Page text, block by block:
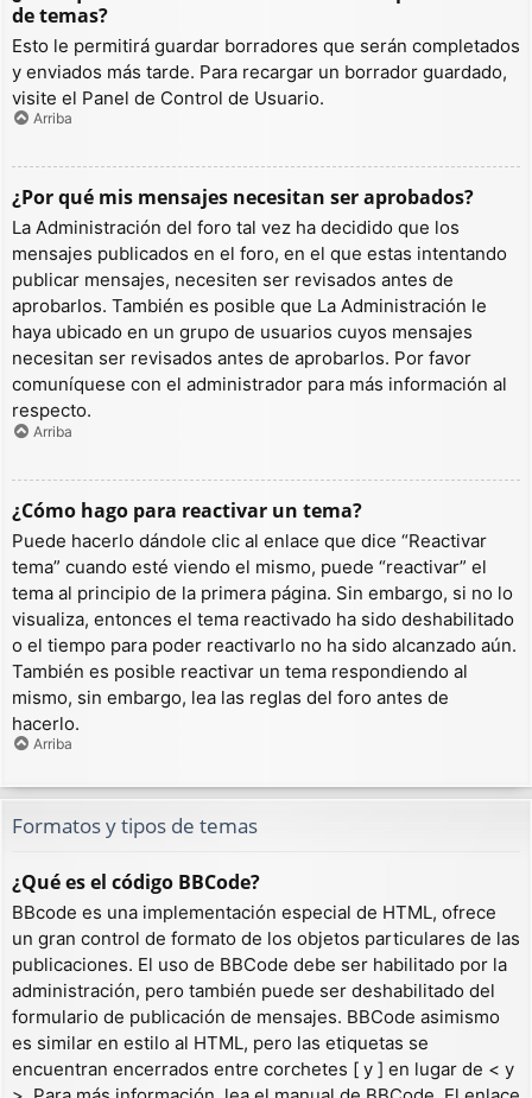
de temas?
Esto le permitirá guardar borradores que serán completados
y enviados más tarde. Para recargar un borrador guardado,
visite el Panel de Control de Usuario.
Arriba
¿Por qué mis mensajes necesitan ser aprobados?
La Administración del foro tal vez ha decidido que los
mensajes publicados en el foro, en el que estas intentando
publicar mensajes, necesiten ser revisados antes de
aprobarlos. También es posible que La Administración le
haya ubicado en un grupo de usuarios cuyos mensajes
necesitan ser revisados antes de aprobarlos. Por favor
comuníquese con el administrador para más información al
respecto.
Arriba
¿Cómo hago para reactivar un tema?
Puede hacerlo dándole clic al enlace que dice “Reactivar
tema” cuando esté viendo el mismo, puede “reactivar” el
tema al principio de la primera página. Sin embargo, si no lo
visualiza, entonces el tema reactivado ha sido deshabilitado
o el tiempo para poder reactivarlo no ha sido alcanzado aún.
También es posible reactivar un tema respondiendo al
mismo, sin embargo, lea las reglas del foro antes de
hacerlo.
Arriba
Formatos y tipos de temas
¿Qué es el código BBCode?
BBcode es una implementación especial de HTML, ofrece
un gran control de formato de los objetos particulares de las
publicaciones. El uso de BBCode debe ser habilitado por la
administración, pero también puede ser deshabilitado del
formulario de publicación de mensajes. BBCode asimismo
es similar en estilo al HTML, pero las etiquetas se
encuentran encerrados entre corchetes [ y ] en lugar de < y